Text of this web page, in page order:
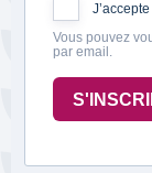
Vous pouvez
par email.